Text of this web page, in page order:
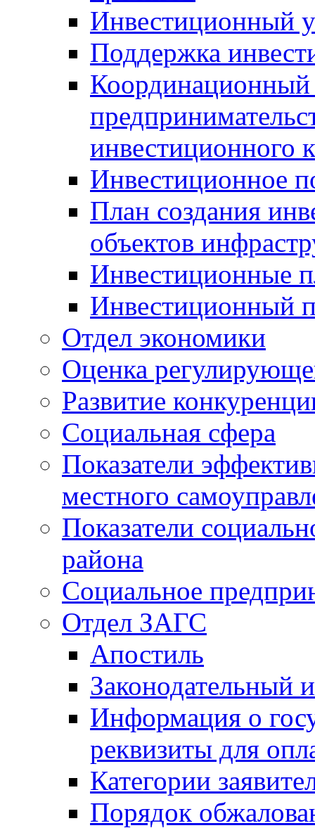
Инвестиционный
Поддержка
Координационный
инвестиционного
Инвестиционное
План создания
объектов
Инвестиционные
Инвестиционный
Отдел экономики
Оценка
Развитие
Социальная сфера
Показатели
местного
Показатели
района
Социальное
Отдел ЗАГС
Апостиль
Законодательный
Информация о
реквизиты для
Категории
Порядок